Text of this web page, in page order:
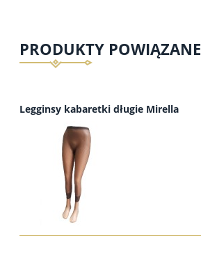
PRODUKTY POWIĄZANE
Legginsy kabaretki długie Mirella